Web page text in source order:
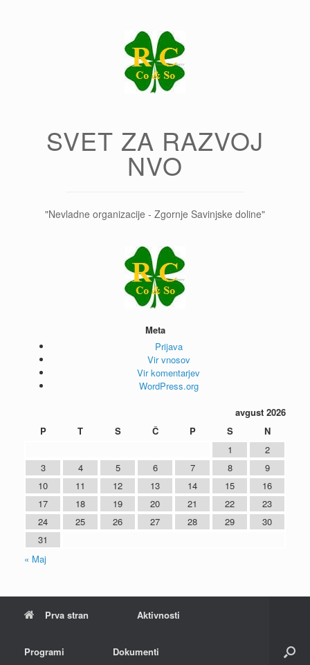
SVET ZA RAZVOJ
NVO
"Nevladne organizacije - Zgornje Savinjske doline"
Meta
Prijava
Vir vnosov
Vir komentarjev
WordPress.org
avgust 2026
P
T S Č P S
N
1
2
3
4 5 6 7 8
9
10
11 12 13 14 15
16
17
18 19 20 21 22
23
24
25 26 27 28 29
30
31
« Maj
Prva stran Aktivnosti
Programi Dokumenti